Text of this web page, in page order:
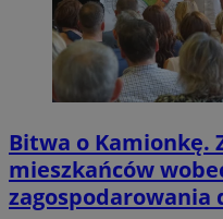
Bitwa o Kamionkę.
mieszkańców
zagospodarowania